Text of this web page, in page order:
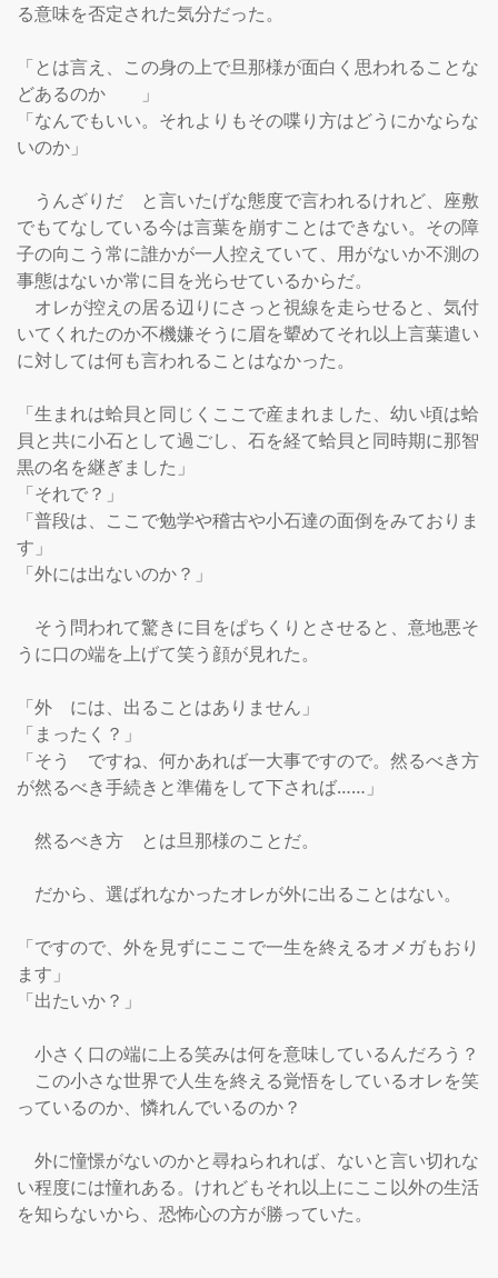
る意味を否定された気分だった。
「とは言え、この身の上で旦那様が面白く思われることな
どあるのか　　」
「なんでもいい。それよりもその喋り方はどうにかならな
いのか」
うんざりだ　と言いたげな態度で言われるけれど、座敷
でもてなしている今は言葉を崩すことはできない。その障
子の向こう常に誰かが一人控えていて、用がないか不測の
事態はないか常に目を光らせているからだ。
オレが控えの居る辺りにさっと視線を走らせると、気付
いてくれたのか不機嫌そうに眉を顰めてそれ以上言葉遣い
に対しては何も言われることはなかった。
「生まれは蛤貝と同じくここで産まれました、幼い頃は蛤
貝と共に小石として過ごし、石を経て蛤貝と同時期に那智
黒の名を継ぎました」
「それで？」
「普段は、ここで勉学や稽古や小石達の面倒をみておりま
す」
「外には出ないのか？」
そう問われて驚きに目をぱちくりとさせると、意地悪そ
うに口の端を上げて笑う顔が見れた。
「外　には、出ることはありません」
「まったく？」
「そう　ですね、何かあれば一大事ですので。然るべき方
が然るべき手続きと準備をして下されば……」
然るべき方　とは旦那様のことだ。
だから、選ばれなかったオレが外に出ることはない。
「ですので、外を見ずにここで一生を終えるオメガもおり
ます」
「出たいか？」
小さく口の端に上る笑みは何を意味しているんだろう？
この小さな世界で人生を終える覚悟をしているオレを笑
っているのか、憐れんでいるのか？
外に憧憬がないのかと尋ねられれば、ないと言い切れな
い程度には憧れある。けれどもそれ以上にここ以外の生活
を知らないから、恐怖心の方が勝っていた。